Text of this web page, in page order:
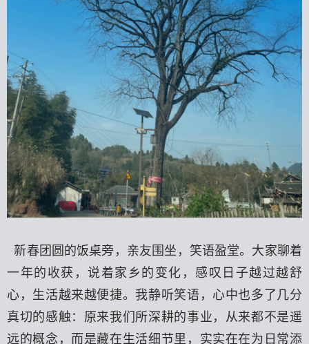
新春团圆的饭桌旁，亲友围坐，笑语盈堂。大家聊着
一年的收获，说着家乡的变化，感叹日子越过越舒
心，生活越来越便捷。我静听笑语，心中也多了几分
真切的感触：原来我们所深耕的事业，从来都不是遥
远的概念，而是藏在生活细节里，实实在在为日常添